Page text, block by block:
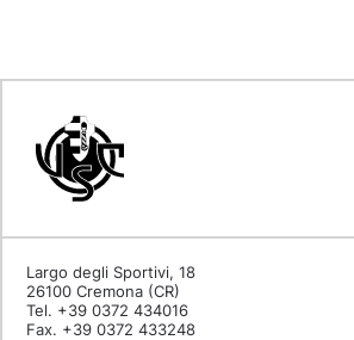
Largo degli Sportivi, 18
26100 Cremona (CR)
Tel. +39 0372 434016
Fax. +39 0372 433248